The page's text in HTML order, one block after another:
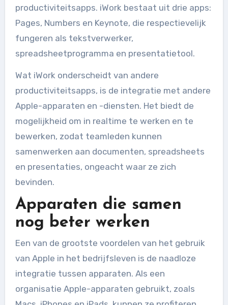
productiviteitsapps. iWork bestaat uit drie apps:
Pages, Numbers en Keynote, die respectievelijk
fungeren als tekstverwerker,
spreadsheetprogramma en presentatietool.
Wat iWork onderscheidt van andere
productiviteitsapps, is de integratie met andere
Apple-apparaten en -diensten. Het biedt de
mogelijkheid om in realtime te werken en te
bewerken, zodat teamleden kunnen
samenwerken aan documenten, spreadsheets
en presentaties, ongeacht waar ze zich
bevinden.
Apparaten die samen
nog beter werken
Een van de grootste voordelen van het gebruik
van Apple in het bedrijfsleven is de naadloze
integratie tussen apparaten. Als een
organisatie Apple-apparaten gebruikt, zoals